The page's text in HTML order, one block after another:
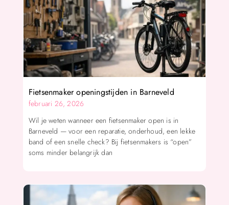
Fietsenmaker openingstijden in Barneveld
februari 26, 2026
Wil je weten wanneer een fietsenmaker open is in
Barneveld — voor een reparatie, onderhoud, een lekke
band of een snelle check? Bij fietsenmakers is “open”
soms minder belangrijk dan